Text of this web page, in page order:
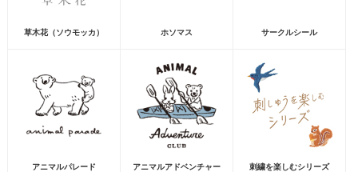
草木花（ソウモッカ） ホソマス サークルシール
アニマルパレード
アニマルアドベンチャー
刺繍を楽しむシリーズ